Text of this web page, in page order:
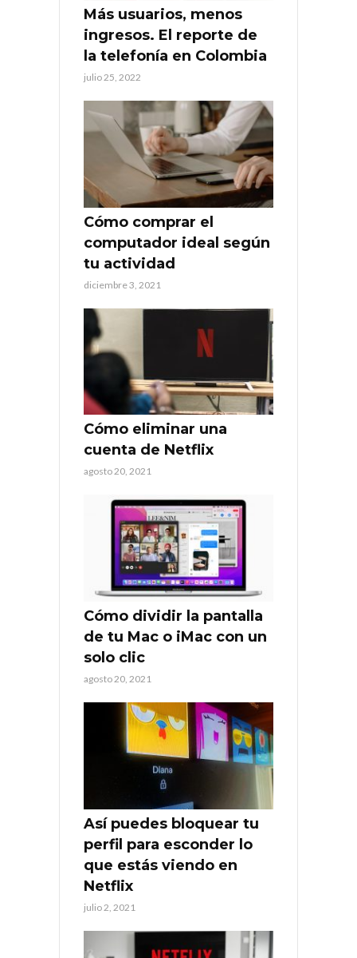
Más usuarios, menos
ingresos. El reporte de
la telefonía en Colombia
julio 25, 2022
Cómo comprar el
computador ideal según
tu actividad
diciembre 3, 2021
Cómo eliminar una
cuenta de Netflix
agosto 20, 2021
Cómo dividir la pantalla
de tu Mac o iMac con un
solo clic
agosto 20, 2021
Así puedes bloquear tu
perfil para esconder lo
que estás viendo en
Netflix
julio 2, 2021